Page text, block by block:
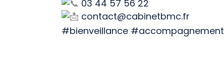
03 44 57 56 22
contact@cabinetbmc.fr
#bienveillance #accompagnement